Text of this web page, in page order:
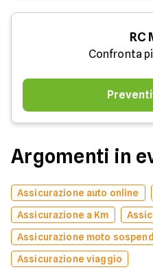
RC
Confronta
Argomenti in
Assicurazione auto online
Assicurazione a Km
Assicurazione moto
Assicurazione viaggio